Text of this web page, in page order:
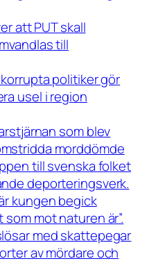
att PUT skall
till
politiker gör
usel i region
som blev
morddömde
till svenska folket
deporteringsverk.
kungen begick
mot naturen är”.
med skattepegar
av mördare och